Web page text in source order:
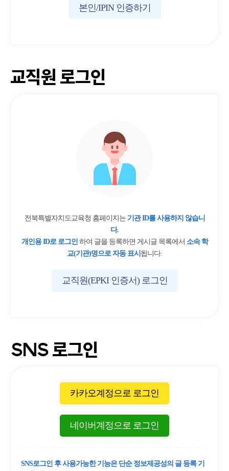
본인/IPIN 인증하기
교직원 로그인
전북특별자치도교육청 홈페이지는 기관 ID를 사용하지 않습니
다.
개인용 ID로 로그인하여 글을 등록하면 게시글 목록에서 소속 학
교(기관)명으로 자동 표시 됩니다.
교직원(EPKI 인증서) 로그인
SNS 로그인
카카오계정으로 로그인
네이버계정으로 로그인
SNS로그인 후 사용가능한 기능은 단순 정보제공성의 글 등록 기